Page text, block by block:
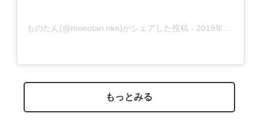
ものたん(@monotan.nkn)がシェアした投稿 - 2019年12月月16日午後7時56分PST
もっとみる